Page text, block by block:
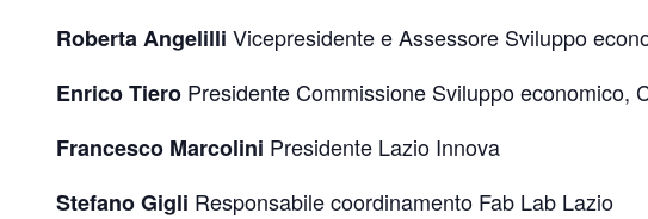
Roberta Angelilli Vicepresidente e Assessore Sviluppo
Enrico Tiero Presidente Commissione Sviluppo economico,
Francesco Marcolini Presidente Lazio Innova
Stefano Gigli Responsabile coordinamento Fab Lab Lazio